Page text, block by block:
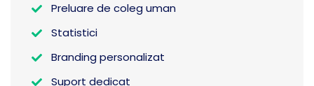
Preluare de coleg uman
Statistici
Branding personalizat
Suport dedicat